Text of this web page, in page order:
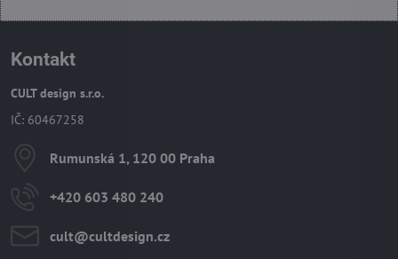
Kontakt
CULT design s.r.o.
IČ: 60467258
Rumunská 1, 120 00 Praha
+420 603 480 240
cult​@cultdesign​.cz